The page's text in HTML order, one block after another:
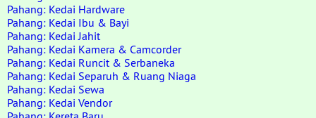
Pahang: Kedai Hardware
Pahang: Kedai Ibu & Bayi
Pahang: Kedai Jahit
Pahang: Kedai Kamera & Camcorder
Pahang: Kedai Runcit & Serbaneka
Pahang: Kedai Separuh & Ruang Niaga
Pahang: Kedai Sewa
Pahang: Kedai Vendor